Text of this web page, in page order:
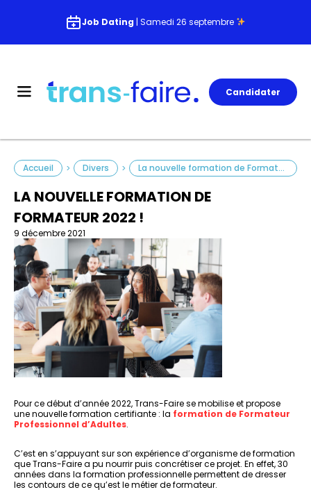
Job Dating | Samedi 26 septembre
Candidater
Accueil > Divers > La nouvelle formation de Formateur 2022 !
LA NOUVELLE FORMATION DE
FORMATEUR 2022 !
9 décembre 2021
Pour ce début d’année 2022, Trans-Faire se mobilise et propose
une nouvelle formation certifiante : la formation de Formateur
Professionnel d’Adultes.
C’est en s’appuyant sur son expérience d’organisme de formation
que Trans-Faire a pu nourrir puis concrétiser ce projet. En effet, 30
années dans la formation professionnelle permettent de dresser
les contours de ce qu’est le métier de formateur.